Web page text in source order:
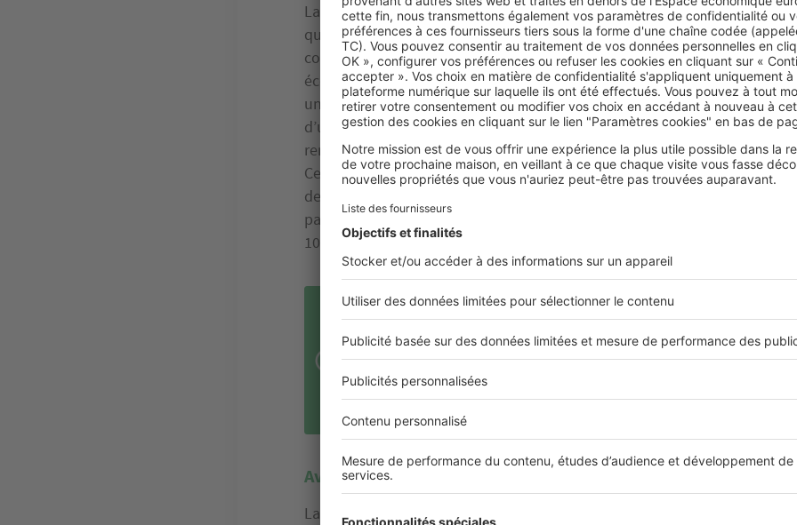
La prise renforcée ressemble à une prise domestique standard, à la
qu’elle est spécialement conçue pour larecharge des voitures
courant d’intensité plus élevé de 14 ampères. La prise renforcée est la
économique par excellence, avec un prix de 60 € environ, hors coût
un professionnel. Néanmoins, cette prise électrique doit généralement
d’un
disjoncteur différentiel adapté, dont le prix s’élève à 100 € en
renforcée est une solution qui permet derecharger un véhicule en toute
Certaines prises proposent même des options de verrouillage et de
des heures de recharge. En revanche, si elle est économique, la prise
pas la solution la plus véloce pour recharger votre véhicule : il faut
10 heures pour une recharge complète.
BÉNÉFICIEZ D’UN CRÉDIT D’IMPÔT CONTRE
D’UNE BORNE
En faisant installer une solution de recharge électrique à domicile,
bénéficier, sous certaines conditions, d’un crédit d’impôt de 30 % sur le
montant de la prise ou de la borne de recharge, hors frais de pose.
Avec une borne, chargez votre véhicule deux fois plus
La wallbox est un coffret de charge mural qui peut être installé